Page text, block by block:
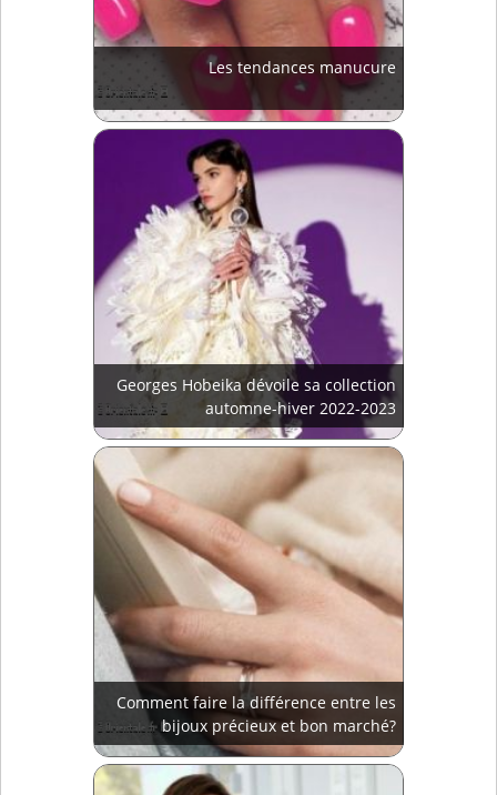
Les tendances manucure
Georges Hobeika dévoile sa collection
automne-hiver 2022-2023
Comment faire la différence entre les
bijoux précieux et bon marché?